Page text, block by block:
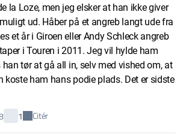
la Loze, men jeg elsker at han ikke giver
ud. Håber på et angreb langt ude fra
et år i Giroen eller Andy Schleck angreb
i Touren i 2011. Jeg vil hylde ham
tør at gå all in, selv med vished om, at
ham hans podie plads. Det er sidste
1 Citér